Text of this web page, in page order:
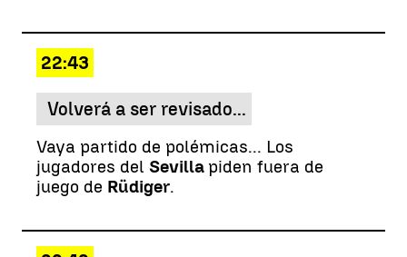
22:43
Volverá a ser revisado...
Vaya partido de polémicas... Los
jugadores del Sevilla piden fuera de
juego de Rüdiger.